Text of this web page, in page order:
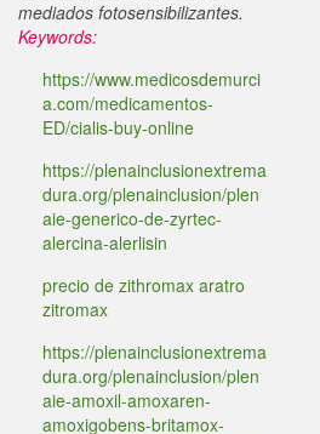
mediados fotosensibilizantes.
Keywords:
https://www.medicosdemurci
a.com/medicamentos-
ED/cialis-buy-online
https://plenainclusionextrema
dura.org/plenainclusion/plen
aie-generico-de-zyrtec-
alercina-alerlisin
precio de zithromax aratro
zitromax
https://plenainclusionextrema
dura.org/plenainclusion/plen
aie-amoxil-amoxaren-
amoxigobens-britamox-